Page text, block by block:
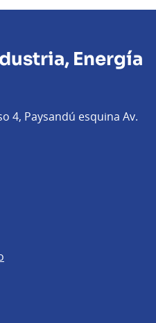
Energía
4, Paysandú esquina Av.